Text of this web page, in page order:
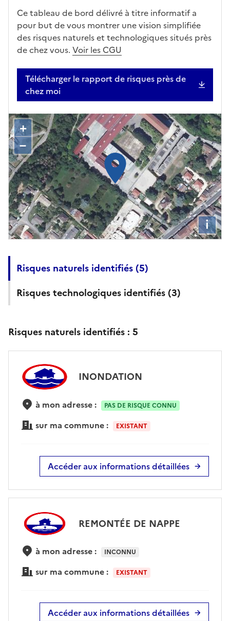
Ce tableau de bord délivré à titre informatif a
pour but de vous montrer une vision simplifiée
des risques naturels et technologiques situés près
de chez vous. Voir les CGU
Télécharger le rapport de risques près de
chez moi
+
–
i
Risques naturels identifiés (5)
Risques technologiques identifiés (3)
Risques naturels identifiés : 5
INONDATION
à mon adresse : PAS DE RISQUE CONNU
sur ma commune : EXISTANT
Accéder aux informations détaillées
REMONTÉE DE NAPPE
à mon adresse : INCONNU
sur ma commune : EXISTANT
Accéder aux informations détaillées